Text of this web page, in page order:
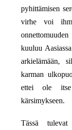
pyhittämisen
virhe voi
kuuluu
arkielämään,
karman
ettei ole itse
kärsimykseen.
Tässä